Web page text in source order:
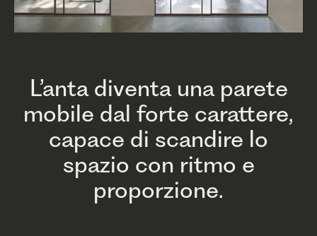
L’anta diventa una parete
mobile dal forte carattere,
capace di scandire lo
spazio con ritmo e
proporzione.